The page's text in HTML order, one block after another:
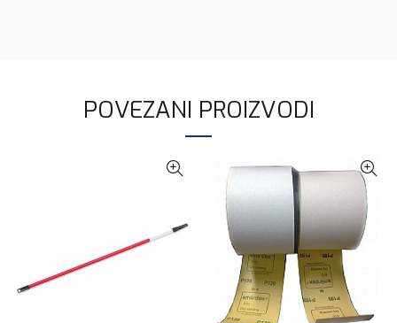
POVEZANI PROIZVODI